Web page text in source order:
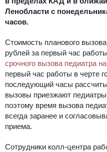
Ленобласти с
часов.
Стоимость планового
рублей за первый час
срочного вызова педиатра
первый час работы в черте
последующий часы
вызовы приезжают
поэтому время вызова
всегда заранее и
приема.
Сотрудники колл-центра